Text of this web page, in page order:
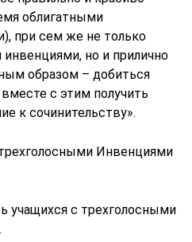
облигатными
при сем же не только
но и прилично
образом – добиться
с этим получить
к сочинительству».
Инвенциями
учащихся с трехголосными